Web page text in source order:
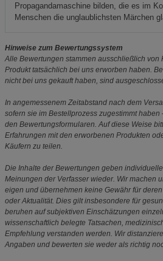
Propagandamaschine bilden, die es im
Menschen die unglaublichsten Märchen
Hinweise zum Bewertungssystem
Alle Bewertungen stammen ausschließlich von
Produkt tatsächlich bei uns erworben haben.
nicht bei uns gekauft haben, sind
In angemessenem Zeitabstand nach dem
sofern sie im Bestellprozess zugestimmt
den Bewertungsformularen. Auf diese Weise
Erfahrungen mit den erworbenen Produkten
Käufern zu teilen.
Die Inhalte der Bewertungen geben
Meinungen der Verfasser wieder. Wir machen
eigen und übernehmen keine Gewähr für
oder Aktualität. Dies gilt insbesondere für
beruhen auf subjektiven Einschätzungen
wissenschaftlich belegte Tatsachen,
Empfehlung verstanden werden. Wir
Angaben und bewerten sie weder als richtig